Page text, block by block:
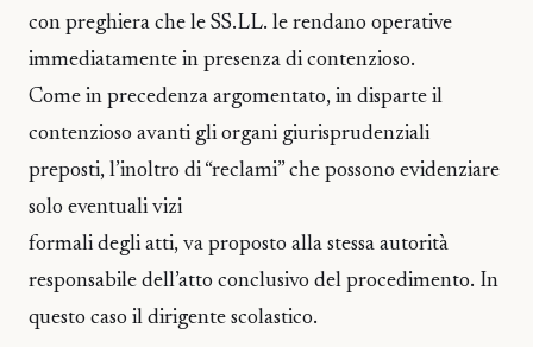
con preghiera che le SS.LL. le rendano operative
immediatamente in presenza di contenzioso.
Come in precedenza argomentato, in disparte il
contenzioso avanti gli organi giurisprudenziali
preposti, l’inoltro di “reclami” che possono evidenziare
solo eventuali vizi
formali degli atti, va proposto alla stessa autorità
responsabile dell’atto conclusivo del procedimento. In
questo caso il dirigente scolastico.